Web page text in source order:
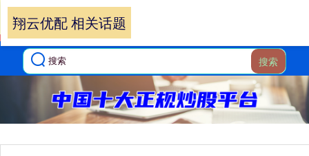
搜索
翔云优配 相关话题